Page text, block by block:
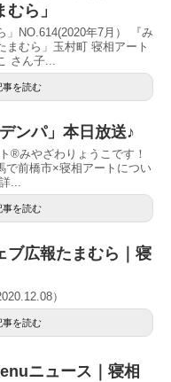
ら」
」NO.614(2020年7月） 『み
まむら」玉村町 寝相アート
さん子...
事を読む
ンパ」本日放送♪
®︎みやざわりょうこです！
で前橋市×寝相アートについ
...
事を読む
ブ広報たまむら｜寝
）
事を読む
ニュース｜寝相